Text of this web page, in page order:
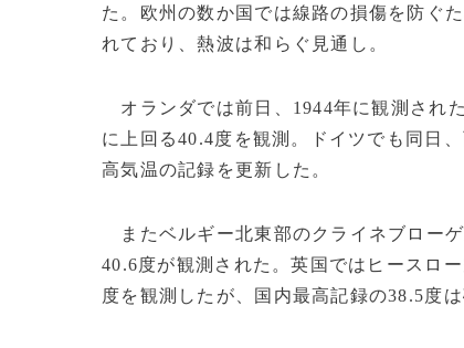
た。欧州の数か国では線路の損傷を防ぐ
れており、熱波は和らぐ見通し。
オランダでは前日、1944年に観測され
に上回る40.4度を観測。ドイツでも同日
高気温の記録を更新した。
またベルギー北東部のクライネブロー
40.6度が観測された。英国ではヒースロー
度を観測したが、国内最高記録の38.5度